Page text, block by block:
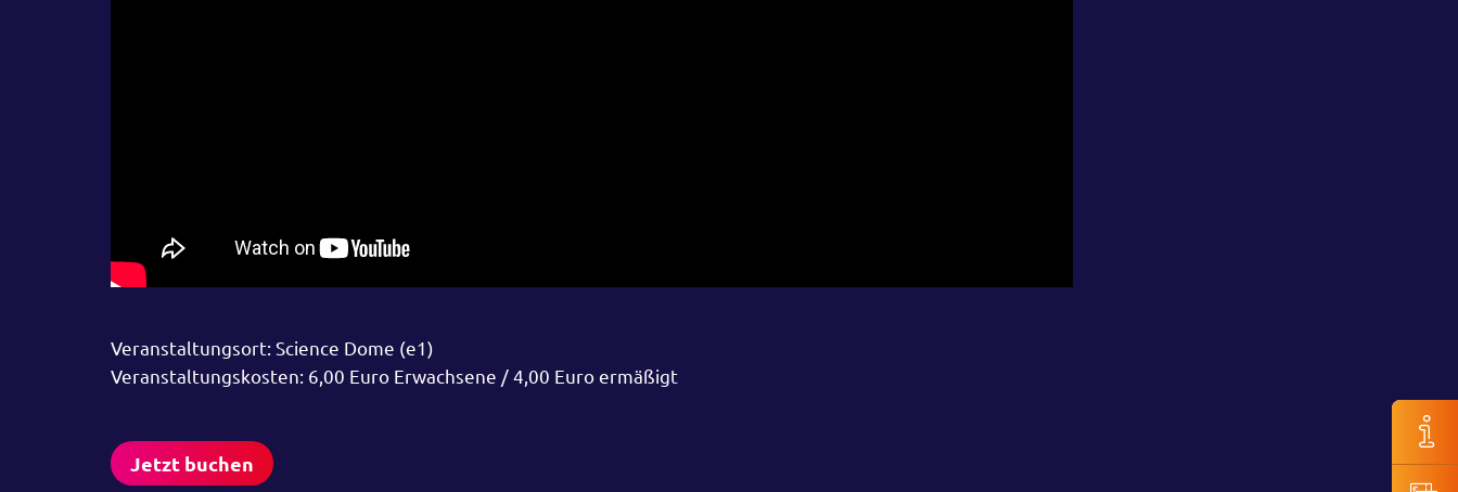
Veranstaltungsort: Science Dome (e1)
Veranstaltungskosten: 6,00 Euro Erwachsene / 4,00 Euro ermäßigt
Jetzt buchen